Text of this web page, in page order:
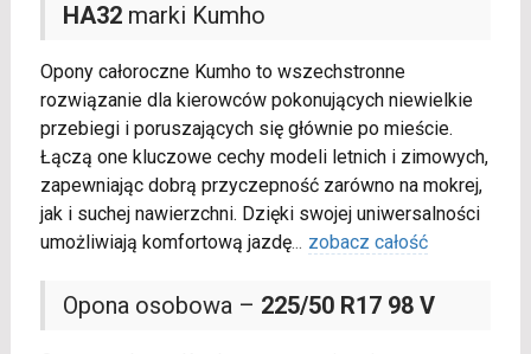
HA32marki Kumho
Opony całoroczne Kumho to wszechstronne
rozwiązanie dla kierowców pokonujących niewielkie
przebiegi i poruszających się głównie po mieście.
Łączą one kluczowe cechy modeli letnich i zimowych,
zapewniając dobrą przyczepność zarówno na mokrej,
jak i suchej nawierzchni. Dzięki swojej uniwersalności
umożliwiają komfortową jazdę... zobacz całość
Opona osobowa – 225/50 R17 98 V